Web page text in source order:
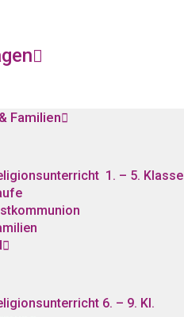
Familien
1. – 5. Klasse
6. – 9. Kl.